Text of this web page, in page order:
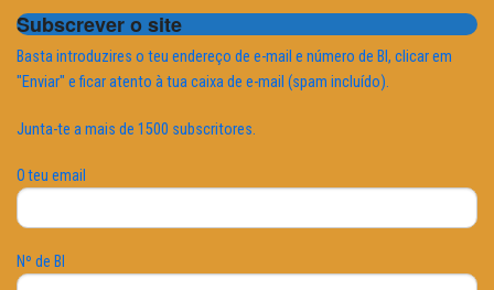
Subscrever o site
Basta introduzires o teu endereço de e-mail e número de BI, clicar em
"Enviar" e ficar atento à tua caixa de e-mail (spam incluído).
Junta-te a mais de 1500 subscritores.
O teu email
Nº de BI